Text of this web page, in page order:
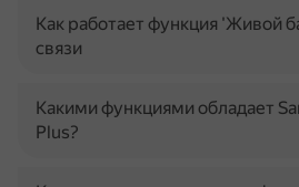
Как работает функция 'Живой
связи
Какими функциями обладает
Plus?